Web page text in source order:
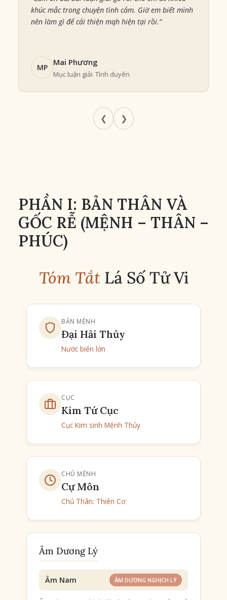
khúc mắc trong chuyện tình cảm. Giờ em biết mình
nên làm gì để cải thiện mqh hiện tại rồi.”
MP
Mai Phương
Mục luận giải: Tình duyên
❮ ❯
PHẦN I: BẢN THÂN VÀ
GỐC RỄ (MỆNH – THÂN –
PHÚC)
Tóm TắtLá Số Tử Vi
BẢN MỆNH
Đại Hải Thủy
Nước biển lớn
CỤC
Kim Tứ Cục
Cục Kim sinh Mệnh Thủy
CHỦ MỆNH
Cự Môn
Chủ Thân: Thiên Cơ
Âm Dương Lý
Âm Nam ÂM DƯƠNG NGHỊCH LÝ